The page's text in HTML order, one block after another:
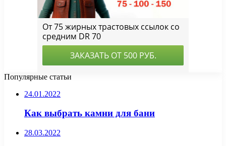
Популярные статьи
24.01.2022
Как выбрать камни для бани
28.03.2022